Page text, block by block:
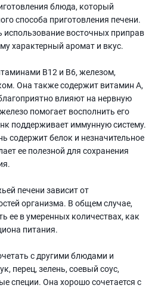
блюда, который
способа приготовления печени.
восточных приправ
характерный аромат и вкус.
B12 и B6, железом,
Она также содержит витамин А,
влияют на нервную
помогает восполнить его
поддерживает иммунную систему.
содержит белок и незначительное
ее полезной для сохранения
печени зависит от
организма. В общем случае,
ее в умеренных количествах, как
питания.
с другими блюдами и
перец, зелень, соевый соус,
специи. Она хорошо сочетается с